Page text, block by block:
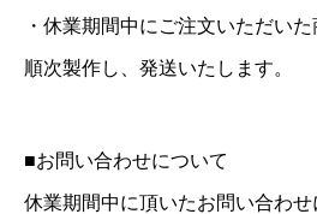
・休業期間中にご注文いただい
順次製作し、発送いたします。
■お問い合わせについて
休業期間中に頂いたお問い合わ